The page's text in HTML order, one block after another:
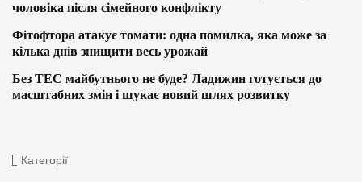
чоловіка після сімейного конфлікту
Фітофтора атакує томати: одна помилка, яка може за
кілька днів знищити весь урожай
Без ТЕС майбутнього не буде? Ладижин готується до
масштабних змін і шукає новий шлях розвитку
Категорії